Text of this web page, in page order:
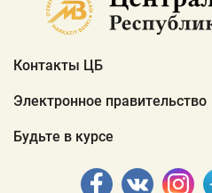
Контакты ЦБ
Электронное правительство
Будьте в курсе